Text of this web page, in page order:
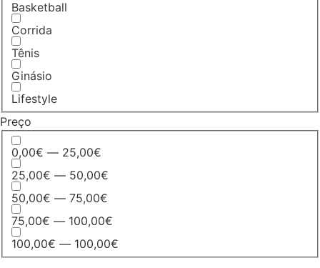
Basketball
Corrida
Tênis
Ginásio
Lifestyle
Preço
0,00€ — 25,00€
25,00€ — 50,00€
50,00€ — 75,00€
75,00€ — 100,00€
100,00€ — 100,00€